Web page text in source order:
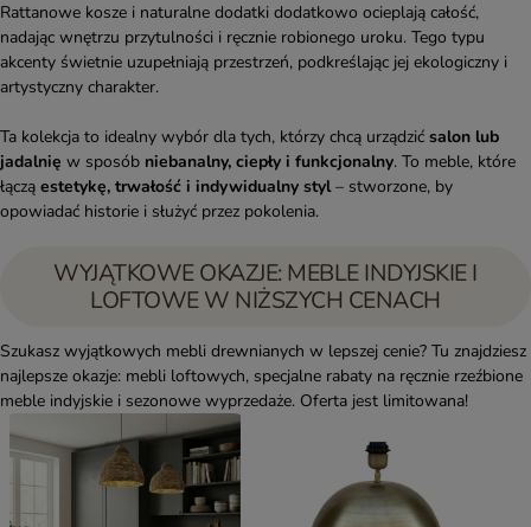
Rattanowe kosze i naturalne dodatki dodatkowo ocieplają całość,
nadając wnętrzu przytulności i ręcznie robionego uroku. Tego typu
akcenty świetnie uzupełniają przestrzeń, podkreślając jej ekologiczny i
artystyczny charakter.
Ta kolekcja to idealny wybór dla tych, którzy chcą urządzić salon lub
jadalnię w sposób niebanalny, ciepły i funkcjonalny. To meble, które
łączą estetykę, trwałość i indywidualny styl– stworzone, by
opowiadać historie i służyć przez pokolenia.
WYJĄTKOWE OKAZJE: MEBLE INDYJSKIE I
LOFTOWE W NIŻSZYCH CENACH
Szukasz wyjątkowych mebli drewnianych w lepszej cenie? Tu znajdziesz
najlepsze okazje: mebli loftowych, specjalne rabaty na ręcznie rzeźbione
meble indyjskie i sezonowe wyprzedaże. Oferta jest limitowana!